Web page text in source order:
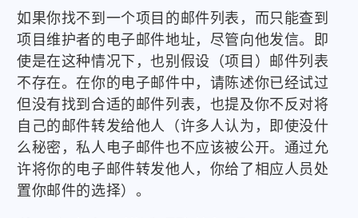
如果你找不到一个项目的邮件列表，而只能查到
项目维护者的电子邮件地址，尽管向他发信。即
使是在这种情况下，也别假设（项目）邮件列表
不存在。在你的电子邮件中，请陈述你已经试过
但没有找到合适的邮件列表，也提及你不反对将
自己的邮件转发给他人（许多人认为，即使没什
么秘密，私人电子邮件也不应该被公开。通过允
许将你的电子邮件转发他人，你给了相应人员处
置你邮件的选择）。